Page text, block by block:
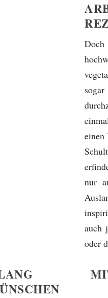
einen
nur
auch
oder
MIT